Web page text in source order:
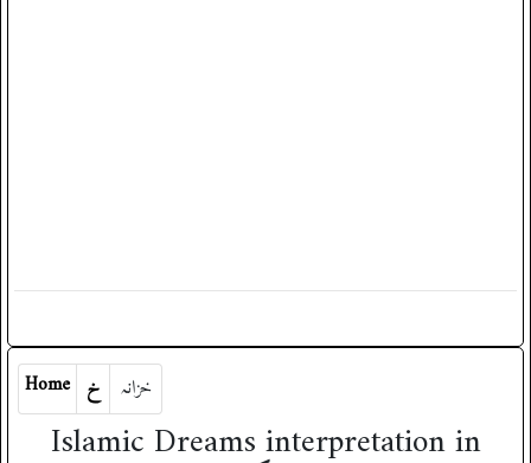
Home خ خزانہ
Islamic Dreams interpretation in